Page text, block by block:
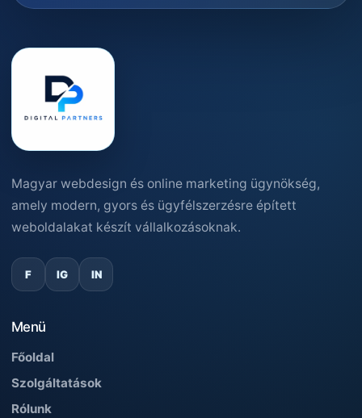
Magyar webdesign és online marketing ügynökség,
amely modern, gyors és ügyfélszerzésre épített
weboldalakat készít vállalkozásoknak.
F IG IN
Menü
Főoldal
Szolgáltatások
Rólunk